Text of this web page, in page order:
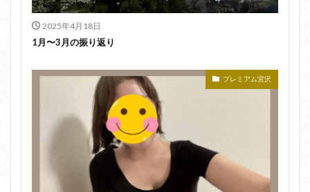
2025年4月18日
1月〜3月の振り返り
プレミアム宮沢